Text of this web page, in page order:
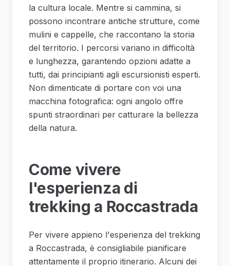
la cultura locale. Mentre si cammina, si
possono incontrare antiche strutture, come
mulini e cappelle, che raccontano la storia
del territorio. I percorsi variano in difficoltà
e lunghezza, garantendo opzioni adatte a
tutti, dai principianti agli escursionisti esperti.
Non dimenticate di portare con voi una
macchina fotografica: ogni angolo offre
spunti straordinari per catturare la bellezza
della natura.
Come vivere
l'esperienza di
trekking a Roccastrada
Per vivere appieno l'esperienza del trekking
a Roccastrada, è consigliabile pianificare
attentamente il proprio itinerario. Alcuni dei